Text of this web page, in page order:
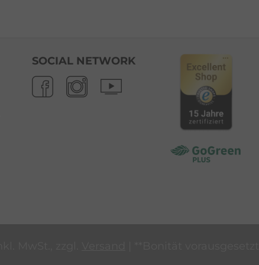
SOCIAL NETWORK